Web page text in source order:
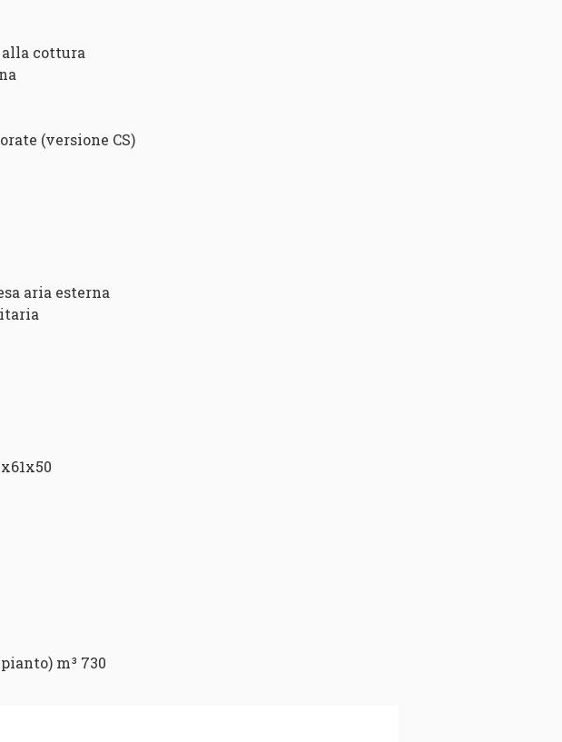
alla cottura
(versione CS)
aria esterna
m³ 730